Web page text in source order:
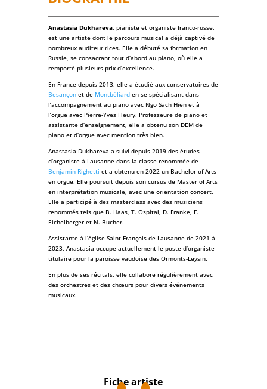
Anastasia Dukhareva, pianiste et organiste franco-russe,
est une artiste dont le parcours musical a déjà captivé de
nombreux auditeur·rices. Elle a débuté sa formation en
Russie, se consacrant tout d’abord au piano, où elle a
remporté plusieurs prix d’excellence.
En France depuis 2013, elle a étudié aux conservatoires de
Besançonet de Montbéliarden se spécialisant dans
l’accompagnement au piano avec Ngo Sach Hien et à
l’orgue avec Pierre-Yves Fleury. Professeure de piano et
assistante d’enseignement, elle a obtenu son DEM de
piano et d’orgue avec mention très bien.
Anastasia Dukhareva a suivi depuis 2019 des études
d’organiste à Lausanne dans la classe renommée de
Benjamin Righetti et a obtenu en 2022 un Bachelor of Arts
en orgue. Elle poursuit depuis son cursus de Master of Arts
en interprétation musicale, avec une orientation concert.
Elle a participé à des masterclass avec des musiciens
renommés tels que B. Haas, T. Ospital, D. Franke, F.
Eichelberger et N. Bucher.
Assistante à l’église Saint-François de Lausanne de 2021 à
2023, Anastasia occupe actuellement le poste d’organiste
titulaire pour la paroisse vaudoise des Ormonts-Leysin.
En plus de ses récitals, elle collabore régulièrement avec
des orchestres et des chœurs pour divers événements
musicaux.
Fiche artiste